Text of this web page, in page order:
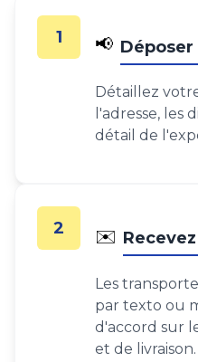
1 📢 Déposer
Détaillez
l'adresse, les
détail de
2 ✉️
Les
par texto ou
d'accord sur
et de livraison.